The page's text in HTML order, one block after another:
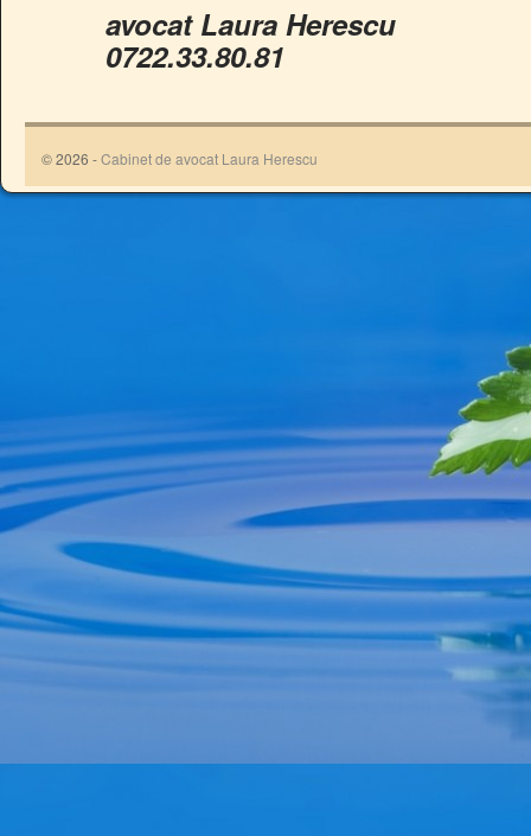
avocat Laura Herescu
0722.33.80.81
© 2026 -Cabinet de avocat Laura Herescu